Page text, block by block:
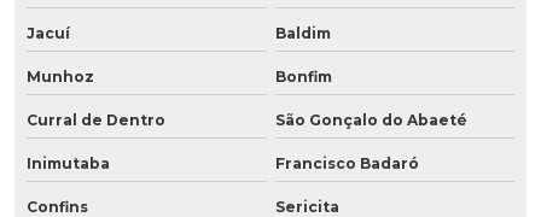
Jacuí Baldim
Munhoz Bonfim
Curral de Dentro São Gonçalo do Abaeté
Inimutaba Francisco Badaró
Confins Sericita